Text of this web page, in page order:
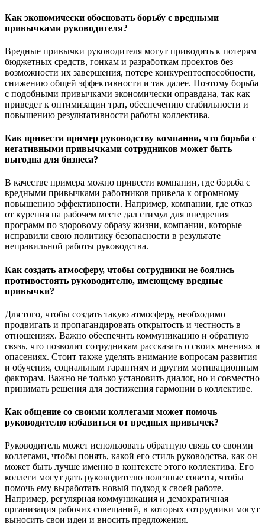
Как экономически обосновать борьбу с вредными
привычками руководителя?
Вредные привычки руководителя могут приводить к потерям
бюджетных средств, гонкам и разработкам проектов без
возможности их завершения, потере конкурентоспособности,
снижению общей эффективности и так далее. Поэтому борьба
с подобными привычками экономически оправдана, так как
приведет к оптимизации трат, обеспечению стабильности и
повышению результативности работы коллектива.
Как привести пример руководству компании, что борьба с
негативными привычками сотрудников может быть
выгодна для бизнеса?
В качестве примера можно привести компании, где борьба с
вредными привычками работников привела к огромному
повышению эффективности. Например, компании, где отказ
от курения на рабочем месте дал стимул для внедрения
программ по здоровому образу жизни, компании, которые
исправили свою политику безопасности в результате
неправильной работы руководства.
Как создать атмосферу, чтобы сотрудники не боялись
противостоять руководителю, имеющему вредные
привычки?
Для того, чтобы создать такую атмосферу, необходимо
продвигать и пропагандировать открытость и честность в
отношениях. Важно обеспечить коммуникацию и обратную
связь, что позволит сотрудникам рассказать о своих мнениях и
опасениях. Стоит также уделять внимание вопросам развития
и обучения, социальным гарантиям и другим мотивационным
факторам. Важно не только установить диалог, но и совместно
принимать решения для достижения гармонии в коллективе.
Как общение со своими коллегами может помочь
руководителю избавиться от вредных привычек?
Руководитель может использовать обратную связь со своими
коллегами, чтобы понять, какой его стиль руководства, как он
может быть лучше именно в контексте этого коллектива. Его
коллеги могут дать руководителю полезные советы, чтобы
помочь ему выработать новый подход к своей работе.
Например, регулярная коммуникация и демократичная
организация рабочих совещаний, в которых сотрудники могут
выносить свои идеи и вносить предложения.